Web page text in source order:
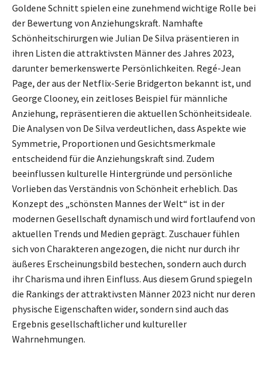
Goldene Schnitt spielen eine zunehmend wichtige Rolle bei
der Bewertung von Anziehungskraft. Namhafte
Schönheitschirurgen wie Julian De Silva präsentieren in
ihren Listen die attraktivsten Männer des Jahres 2023,
darunter bemerkenswerte Persönlichkeiten. Regé-Jean
Page, der aus der Netflix-Serie Bridgerton bekannt ist, und
George Clooney, ein zeitloses Beispiel für männliche
Anziehung, repräsentieren die aktuellen Schönheitsideale.
Die Analysen von De Silva verdeutlichen, dass Aspekte wie
Symmetrie, Proportionen und Gesichtsmerkmale
entscheidend für die Anziehungskraft sind. Zudem
beeinflussen kulturelle Hintergründe und persönliche
Vorlieben das Verständnis von Schönheit erheblich. Das
Konzept des „schönsten Mannes der Welt“ ist in der
modernen Gesellschaft dynamisch und wird fortlaufend von
aktuellen Trends und Medien geprägt. Zuschauer fühlen
sich von Charakteren angezogen, die nicht nur durch ihr
äußeres Erscheinungsbild bestechen, sondern auch durch
ihr Charisma und ihren Einfluss. Aus diesem Grund spiegeln
die Rankings der attraktivsten Männer 2023 nicht nur deren
physische Eigenschaften wider, sondern sind auch das
Ergebnis gesellschaftlicher und kultureller
Wahrnehmungen.